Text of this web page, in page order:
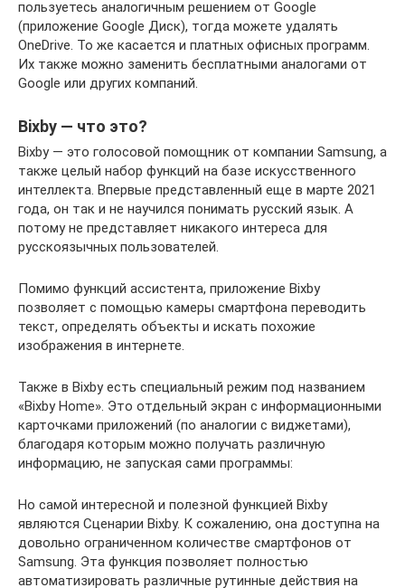
пользуетесь аналогичным решением от Google
(приложение Google Диск), тогда можете удалять
OneDrive. То же касается и платных офисных программ.
Их также можно заменить бесплатными аналогами от
Google или других компаний.
Bixby — что это?
Bixby — это голосовой помощник от компании Samsung, а
также целый набор функций на базе искусственного
интеллекта. Впервые представленный еще в марте 2021
года, он так и не научился понимать русский язык. А
потому не представляет никакого интереса для
русскоязычных пользователей.
Помимо функций ассистента, приложение Bixby
позволяет с помощью камеры смартфона переводить
текст, определять объекты и искать похожие
изображения в интернете.
Также в Bixby есть специальный режим под названием
«Bixby Home». Это отдельный экран с информационными
карточками приложений (по аналогии с виджетами),
благодаря которым можно получать различную
информацию, не запуская сами программы:
Но самой интересной и полезной функцией Bixby
являются Сценарии Bixby. К сожалению, она доступна на
довольно ограниченном количестве смартфонов от
Samsung. Эта функция позволяет полностью
автоматизировать различные рутинные действия на